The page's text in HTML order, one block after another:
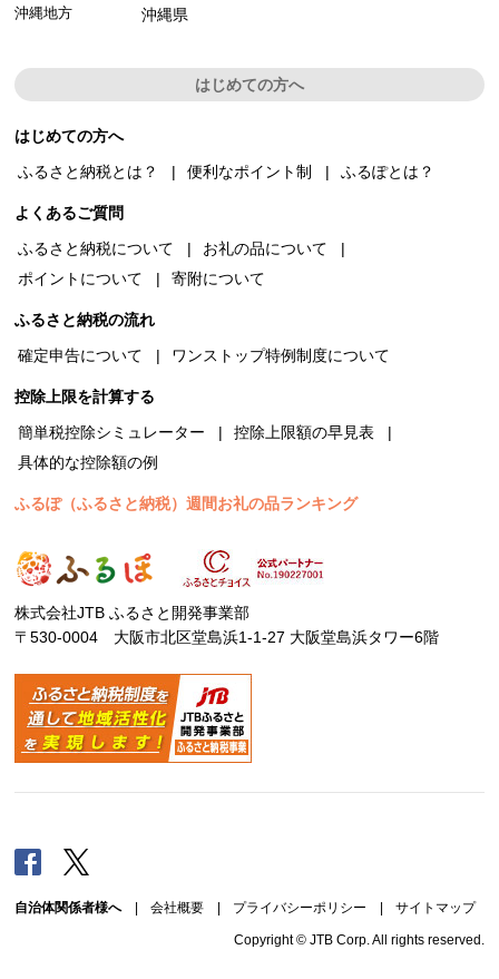
沖縄地方 沖縄県
はじめての方へ
はじめての方へ
ふるさと納税とは？
便利なポイント制 ふるぽとは？
よくあるご質問
ふるさと納税について
お礼の品について
ポイントについて
寄附について
ふるさと納税の流れ
確定申告について
ワンストップ特例制度について
控除上限を計算する
簡単税控除シミュレーター
控除上限額の早見表
具体的な控除額の例
ふるぽ（ふるさと納税）週間お礼の品ランキング
株式会社JTB ふるさと開発事業部
〒530-0004 大阪市北区堂島浜1-1-27 大阪堂島浜タワー6階
Facebook
自治体関係者様へ| 会社概要 プライバシーポリシー サイトマップ
Copyright © JTB Corp. All rights reserved.